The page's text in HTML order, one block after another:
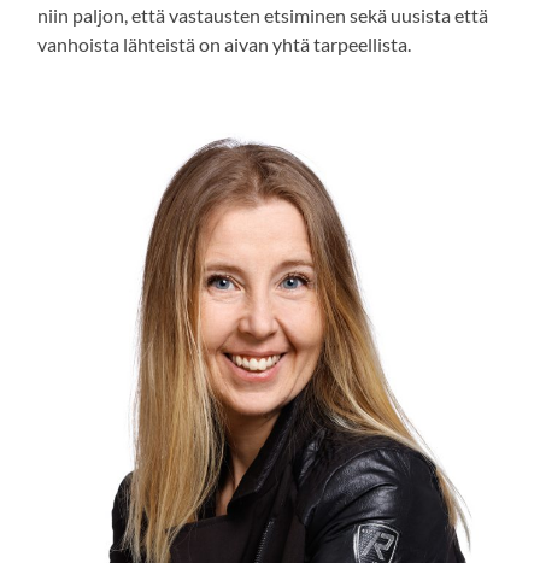
niin paljon, että vastausten etsiminen sekä uusista että
vanhoista lähteistä on aivan yhtä tarpeellista.